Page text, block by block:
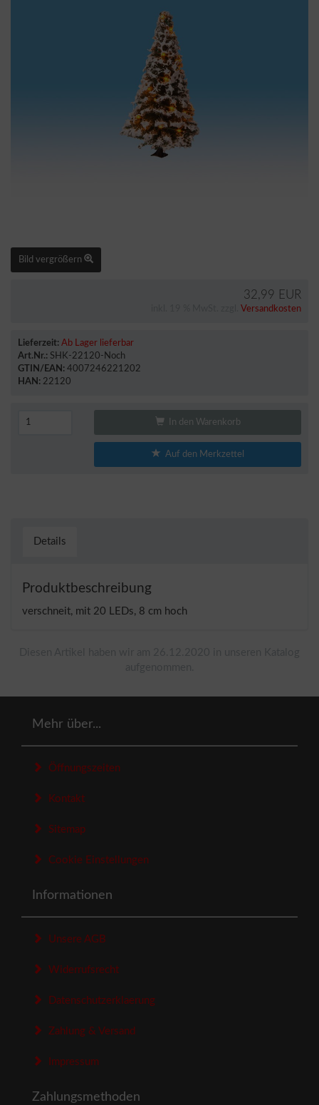
Bild vergrößern
32,99 EUR
Versandkosten
Lieferzeit: Ab Lager lieferbar
Art.Nr.: SHK-22120-Noch
GTIN/EAN: 4007246221202
HAN: 22120
In den Warenkorb
Auf den Merkzettel
Details
Produktbeschreibung
verschneit, mit 20 LEDs, 8 cm hoch
Mehr über...
Öffnungszeiten
Kontakt
Sitemap
Cookie Einstellungen
Informationen
Unsere AGB
Widerrufsrecht
Datenschutzerklaerung
Zahlung & Versand
Impressum
Zahlungsmethoden